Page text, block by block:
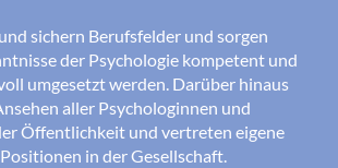
sichern Berufsfelder und sorgen
der Psychologie kompetent und
umgesetzt werden. Darüber hinaus
aller Psychologinnen und
Öffentlichkeit und vertreten eigene
in der Gesellschaft.